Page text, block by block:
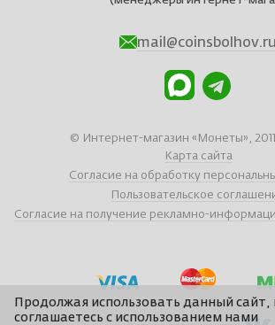
mail@coinsbolhov.ru
© Интернет-магазин «Монеты»,
Карта сайта
Согласие на обработку
Пользовательское
Согласие на получение рекламно-
Продолжая использовать данный сайт,
соглашаетесь с использованием нами